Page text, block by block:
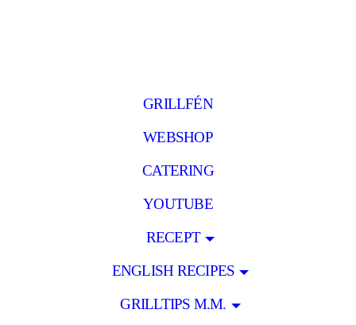
GRILLFÉN
WEBSHOP
CATERING
YOUTUBE
RECEPT
ENGLISH RECIPES
GRILLTIPS M.M.